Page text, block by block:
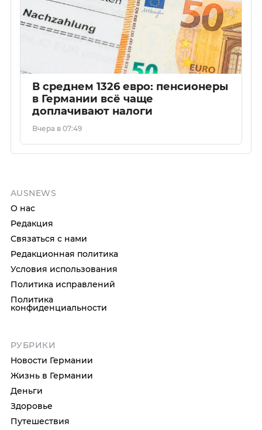
В среднем 1326 евро: пенсионеры
в Германии всё чаще
доплачивают налоги
Вчера в 07:49
AUSNEWS
О нас
Редакция
Связаться с нами
Редакционная политика
Условия использования
Политика исправлений
Политика
конфиденциальности
РУБРИКИ
Новости Германии
Жизнь в Германии
Деньги
Здоровье
Путешествия